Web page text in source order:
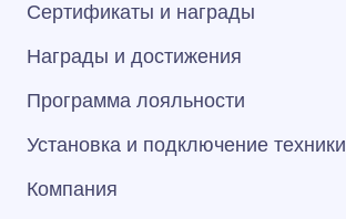
Сертификаты и награды
Награды и достижения
Программа лояльности
Установка и подключение техники
Компания